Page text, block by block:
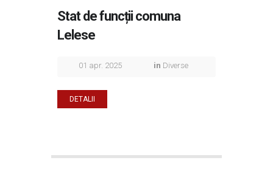
Stat de funcții comuna
Lelese
01 apr. 2025 in Diverse
DETALII